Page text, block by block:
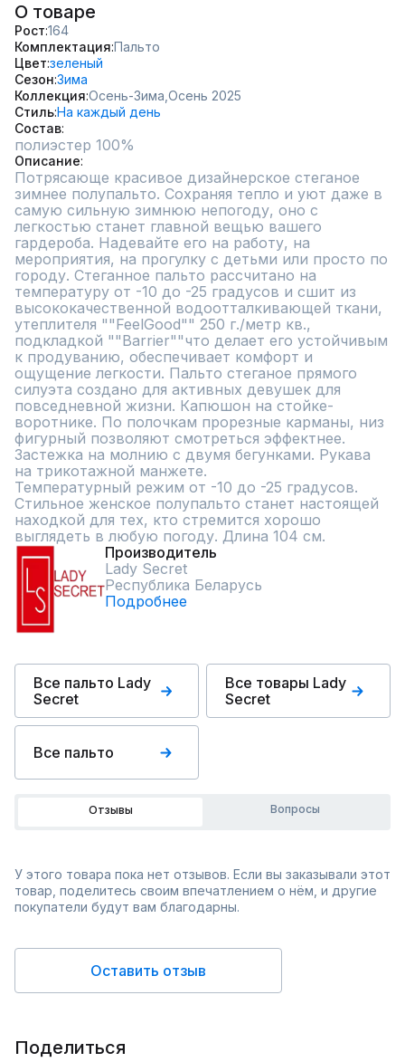
О товаре
Рост 164
Комплектация Пальто
Цвет зеленый
Сезон Зима
Коллекция Осень-Зима, Осень 2025
СтильНа каждый день
Состав
полиэстер 100%
Описание
Потрясающе красивое дизайнерское стеганое
зимнее полупальто. Сохраняя тепло и уют даже в
самую сильную зимнюю непогоду, оно с
легкостью станет главной вещью вашего
гардероба. Надевайте его на работу, на
мероприятия, на прогулку с детьми или просто по
городу. Стеганное пальто рассчитано на
температуру от -10 до -25 градусов и сшит из
высококачественной водоотталкивающей ткани,
утеплителя ""FeelGood"" 250 г./метр кв.,
подкладкой ""Barrier""что делает его устойчивым
к продуванию, обеспечивает комфорт и
ощущение легкости. Пальто стеганое прямого
силуэта создано для активных девушек для
повседневной жизни. Капюшон на стойке-
воротнике. По полочкам прорезные карманы, низ
фигурный позволяют смотреться эффектнее.
Застежка на молнию с двумя бегунками. Рукава
на трикотажной манжете.
Температурный режим от -10 до -25 градусов.
Стильное женское полупальто станет настоящей
находкой для тех, кто стремится хорошо
выглядеть в любую погоду. Длина 104 см.
Производитель
Lady Secret
Республика Беларусь
Подробнее
Все пальто Lady
Secret
Все товары Lady
Secret
Все пальто
Отзывы Вопросы
У этого товара пока нет отзывов. Если вы заказывали этот
товар, поделитесь своим впечатлением о нём, и другие
покупатели будут вам благодарны.
Оставить отзыв
Поделиться